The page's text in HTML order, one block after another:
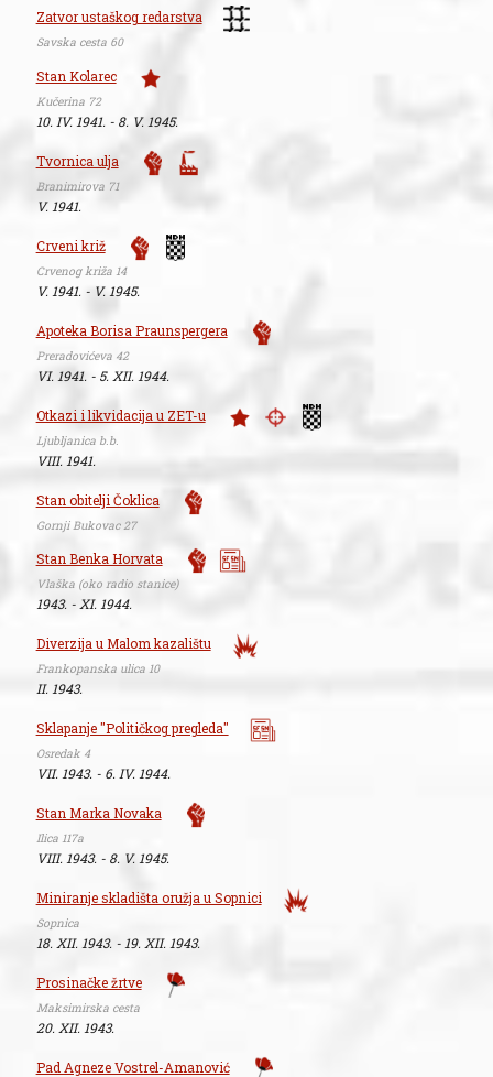
Zatvor ustaškog redarstva
Savska cesta 60
Stan Kolarec
Kučerina 72
10. IV. 1941. - 8. V. 1945.
Tvornica ulja
Branimirova 71
V. 1941.
Crveni križ
Crvenog križa 14
V. 1941. - V. 1945.
Apoteka Borisa Praunspergera
Preradovićeva 42
VI. 1941. - 5. XII. 1944.
Otkazi i likvidacija u ZET-u
Ljubljanica b.b.
VIII. 1941.
Stan obitelji Čoklica
Gornji Bukovac 27
Stan Benka Horvata
Vlaška (oko radio stanice)
1943. - XI. 1944.
Diverzija u Malom kazalištu
Frankopanska ulica 10
II. 1943.
Sklapanje "Političkog pregleda"
Osredak 4
VII. 1943. - 6. IV. 1944.
Stan Marka Novaka
Ilica 117a
VIII. 1943. - 8. V. 1945.
Miniranje skladišta oružja u Sopnici
Sopnica
18. XII. 1943. - 19. XII. 1943.
Prosinačke žrtve
Maksimirska cesta
20. XII. 1943.
Pad Agneze Vostrel-Amanović